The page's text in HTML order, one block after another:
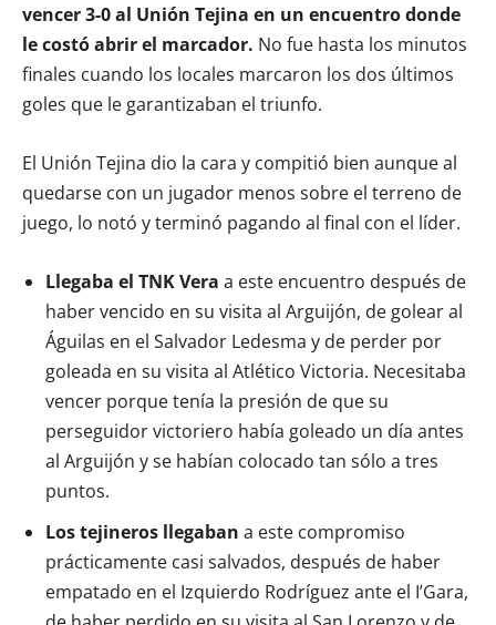
vencer 3-0 al Unión Tejina en un encuentro donde
le costó abrir el marcador. No fue hasta los minutos
finales cuando los locales marcaron los dos últimos
goles que le garantizaban el triunfo.
El Unión Tejina dio la cara y compitió bien aunque al
quedarse con un jugador menos sobre el terreno de
juego, lo notó y terminó pagando al final con el líder.
Llegaba el TNK Vera a este encuentro después de
haber vencido en su visita al Arguijón, de golear al
Águilas en el Salvador Ledesma y de perder por
goleada en su visita al Atlético Victoria. Necesitaba
vencer porque tenía la presión de que su
perseguidor victoriero había goleado un día antes
al Arguijón y se habían colocado tan sólo a tres
puntos.
Los tejineros llegaban a este compromiso
prácticamente casi salvados, después de haber
empatado en el Izquierdo Rodríguez ante el I’Gara,